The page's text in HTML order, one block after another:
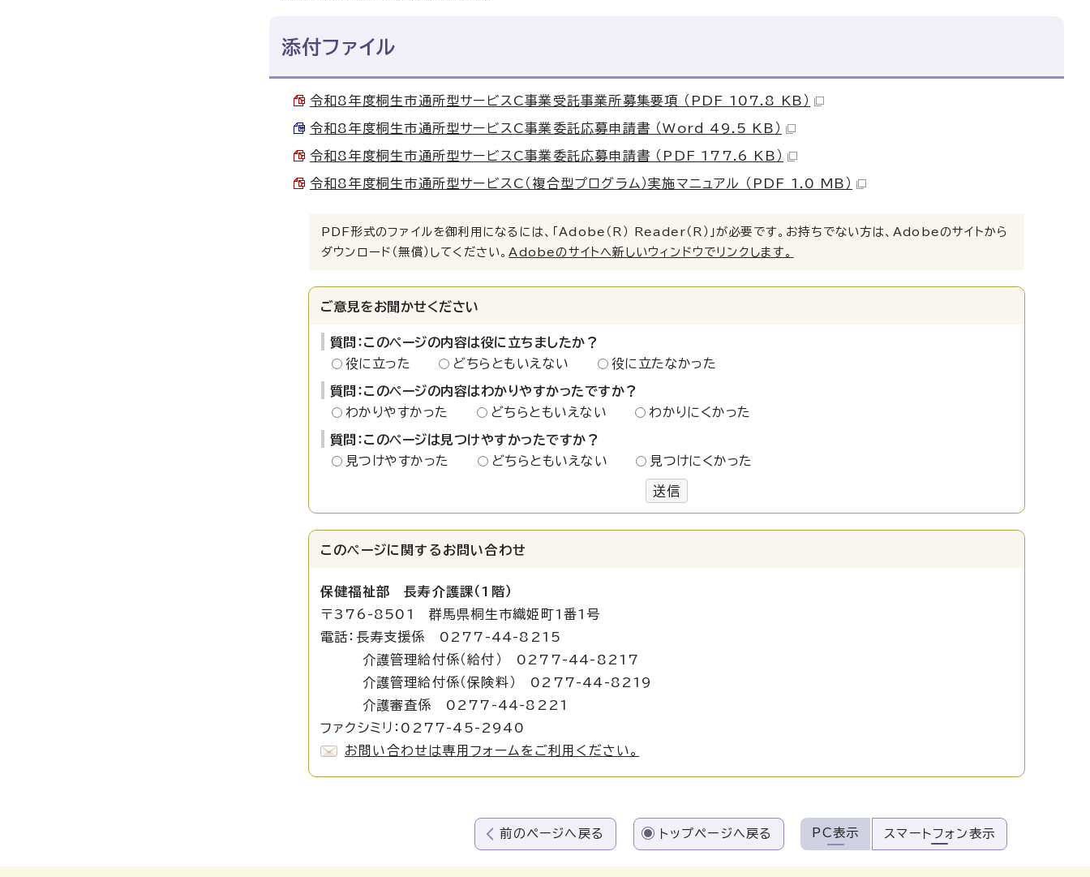
添付ファイル
令和8年度桐生市通所型サービスC事業受託事業所募集要項 （PDF 107.8 KB）
令和8年度桐生市通所型サービスC事業委託応募申請書 （Word 49.5 KB）
令和8年度桐生市通所型サービスC事業委託応募申請書 （PDF 177.6 KB）
令和8年度桐生市通所型サービスC（複合型プログラム）実施マニュアル （PDF 1.0 MB）
PDF形式のファイルを御利用になるには、「Adobe（R） Reader（R）」が必要です。お持ちでない方は、Adobeのサイトから
ダウンロード（無償）してください。 Adobeのサイトへ新しいウィンドウでリンクします。
ご意見をお聞かせください
質問：このページの内容は役に立ちましたか？
役に立った
どちらともいえない 役に立たなかった
質問：このページの内容はわかりやすかったですか？
わかりやすかった
どちらともいえない わかりにくかった
質問：このページは見つけやすかったですか？
見つけやすかった
どちらともいえない 見つけにくかった
送信
このページに関する お問い合わせ
保健福祉部 長寿介護課（1階）
〒376-8501 群馬県桐生市織姫町1番1号
電話：長寿支援係 0277-44-8215
介護管理給付係（給付） 0277-44-8217
介護管理給付係（保険料） 0277-44-8219
介護審査係 0277-44-8221
ファクシミリ：0277-45-2940
お問い合わせは専用フォームをご利用ください。
前のページへ戻る トップページへ戻る PC表示 スマートフォン表示